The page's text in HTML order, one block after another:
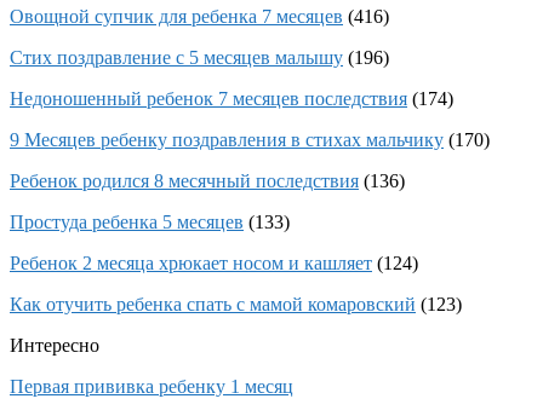
Овощной супчик для ребенка 7 месяцев (416)
Стих поздравление с 5 месяцев малышу (196)
Недоношенный ребенок 7 месяцев последствия (174)
9 Месяцев ребенку поздравления в стихах мальчику (170)
Ребенок родился 8 месячный последствия (136)
Простуда ребенка 5 месяцев (133)
Ребенок 2 месяца хрюкает носом и кашляет (124)
Как отучить ребенка спать с мамой комаровский (123)
Интересно
Первая прививка ребенку 1 месяц